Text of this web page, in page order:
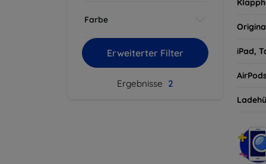
Farbe
Erweiterter Filter
Ergebnisse 2
iPad,
AirPods